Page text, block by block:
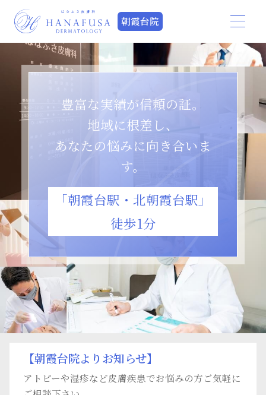
朝霞台院
豊富な実績が信頼の証。
地域に根差し、
あなたの悩みに向き合いま
す。
「朝霞台駅・北朝霞台駅」
徒歩1分
【朝霞台院よりお知らせ】
アトピーや湿疹など皮膚疾患でお悩みの方ご気軽に